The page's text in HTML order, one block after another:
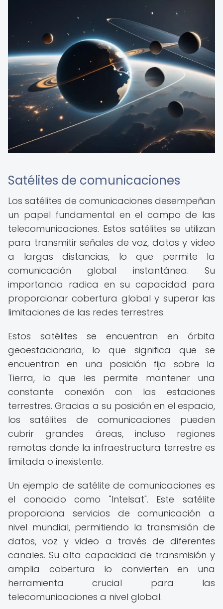
Satélites de comunicaciones
Los satélites de comunicaciones desempeñan
un papel fundamental en el campo de las
telecomunicaciones. Estos satélites se utilizan
para transmitir señales de voz, datos y video
a largas distancias, lo que permite la
comunicación global instantánea. Su
importancia radica en su capacidad para
proporcionar cobertura global y superar las
limitaciones de las redes terrestres.
Estos satélites se encuentran en órbita
geoestacionaria, lo que significa que se
encuentran en una posición fija sobre la
Tierra, lo que les permite mantener una
constante conexión con las estaciones
terrestres. Gracias a su posición en el espacio,
los satélites de comunicaciones pueden
cubrir grandes áreas, incluso regiones
remotas donde la infraestructura terrestre es
limitada o inexistente.
Un ejemplo de satélite de comunicaciones es
el conocido como "Intelsat". Este satélite
proporciona servicios de comunicación a
nivel mundial, permitiendo la transmisión de
datos, voz y video a través de diferentes
canales. Su alta capacidad de transmisión y
amplia cobertura lo convierten en una
herramienta crucial para las
telecomunicaciones a nivel global.